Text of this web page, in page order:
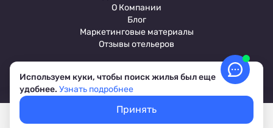
Покажем свободное жилье
Выбрать даты
О Компании
Блог
Маркетинговые материалы
Отзывы отельеров
© 2017-2026 ПриветТур™
Российский сервис бронирования жилья, официальный сайт,
Пользовательское соглашение
Обработка персональных данных
Условия бронирования объектов
Используем куки, чтобы поиск жилья был еще
удобнее. Узнать подробнее
Принять